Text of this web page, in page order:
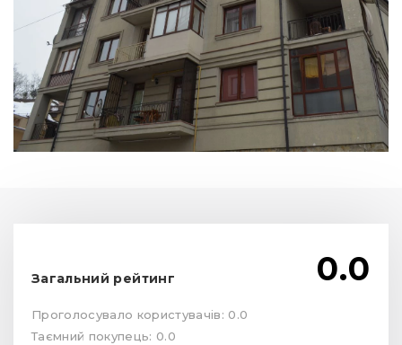
Загальний рейтинг 0.0
Проголосувало користувачів: 0.0
Таємний покупець: 0.0